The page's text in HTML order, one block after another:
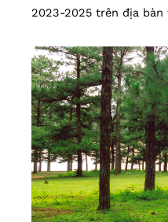
2023-2025 trên địa